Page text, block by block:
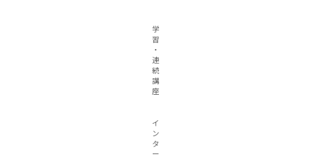
学
習
・
連
続
講
座
イ
ン
タ
ー